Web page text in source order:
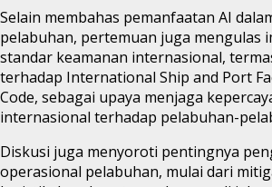
Selain membahas pemanfaatan AI
pelabuhan, pertemuan juga mengulas
standar keamanan internasional,
terhadap International Ship and Port
Code, sebagai upaya menjaga
internasional terhadap pelabuhan-
Diskusi juga menyoroti pentingnya
operasional pelabuhan, mulai dari